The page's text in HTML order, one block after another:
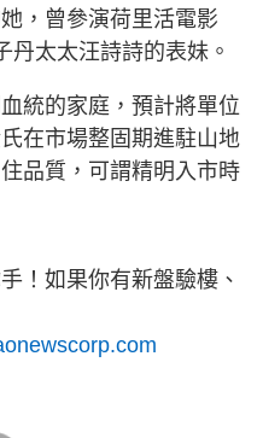
，曾參演荷里活電影
丹太太汪詩詩的表妹。
統的家庭，預計將單位
在市場整固期進駐山地
品質，可謂精明入市時
！如果你有新盤驗樓、